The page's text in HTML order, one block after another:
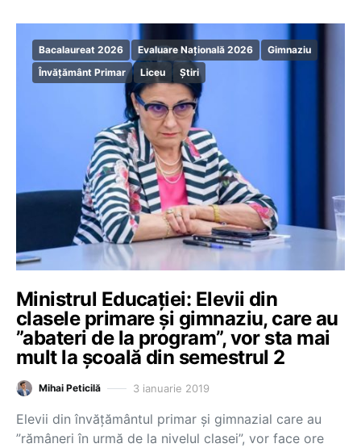
Bacalaureat 2026 Evaluare Națională 2026
Gimnaziu
Învățământ Primar
Liceu Știri
Ministrul Educației: Elevii din
clasele primare și gimnaziu, care au
”abateri de la program”, vor sta mai
mult la școală din semestrul 2
Mihai Peticilă 3 ianuarie 2019
Elevii din învățământul primar și gimnazial care au
”rămâneri în urmă de la nivelul clasei”, vor face ore